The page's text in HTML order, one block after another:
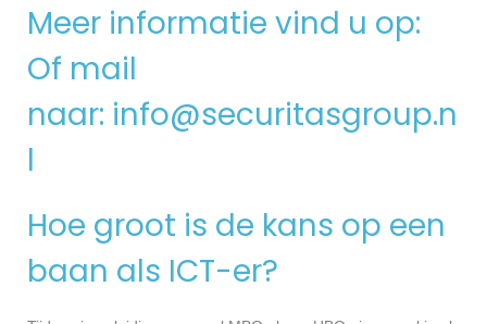
Meer informatie vind u op:
Of mail
naar: info@securitasgroup.n
l
Hoe groot is de kans op een
baan als ICT-er?